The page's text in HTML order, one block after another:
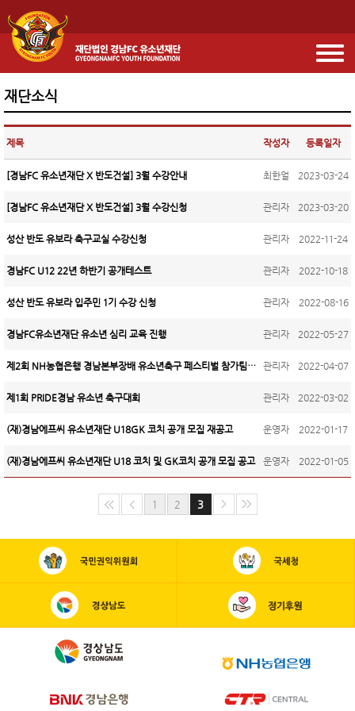
재단소식
제목 작성자 등록일자
[경남FC 유소년재단 X 반도건설] 3월 수강안내 최한얼 2023-03-24
[경남FC 유소년재단 X 반도건설] 3월 수강신청 관리자 2023-03-20
성산 반도 유보라 축구교실 수강신청 관리자 2022-11-24
경남FC U12 22년 하반기 공개테스트 관리자 2022-10-18
성산 반도 유보라 입주민 1기 수강 신청 관리자 2022-08-16
경남FC유소년재단 유소년 심리 교육 진행 관리자 2022-05-27
제2회 NH농협은행 경남본부장배 유소년축구 페스티벌 참가팀 모집 관리자 2022-04-07
제1회 PRIDE경남 유소년 축구대회 관리자 2022-03-02
(재)경남에프씨 유소년재단 U18GK 코치 공개 모집 재공고 운영자 2022-01-17
(재)경남에프씨 유소년재단 U18 코치 및 GK코치 공개 모집 공고 운영자 2022-01-05
1 2 3